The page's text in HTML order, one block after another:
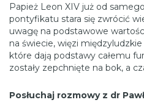
Papież Leon XIV już od
pontyfikatu stara się zwrócić
uwagę na podstawowe
na świecie, więzi
które dają podstawy całemu
zostały zepchnięte na bok, a
Posłuchaj rozmowy z dr